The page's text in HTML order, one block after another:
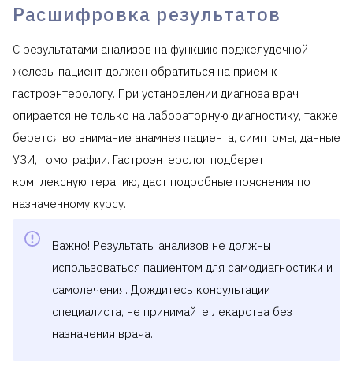
Расшифровка результатов
С результатами анализов на функцию поджелудочной
железы пациент должен обратиться на прием к
гастроэнтерологу. При установлении диагноза врач
опирается не только на лабораторную диагностику, также
берется во внимание анамнез пациента, симптомы, данные
УЗИ, томографии. Гастроэнтеролог подберет
комплексную терапию, даст подробные пояснения по
назначенному курсу.
Важно! Результаты анализов не должны
использоваться пациентом для самодиагностики и
самолечения. Дождитесь консультации
специалиста, не принимайте лекарства без
назначения врача.